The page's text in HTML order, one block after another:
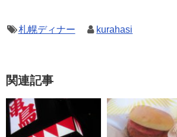
札幌ディナー kurahasi
関連記事